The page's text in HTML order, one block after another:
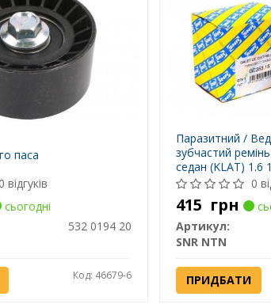
паса
0 відгуків
сьогодні
532 0194 20
Код: 46679-6
Паразитний /
зубчастий
седан (KLAT) 1.6
SNR)
0
415 грн
Артикул:
SNR NTN
ПРИДБАТИ